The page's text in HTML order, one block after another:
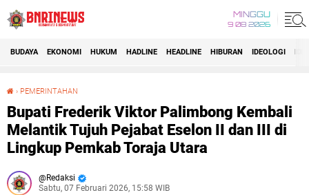
MINGGU
9 08 2026
BUDAYA EKONOMI HUKUM HADLINE HEADLINE HIBURAN IDEOLOGI
› PEMERINTAHAN
Bupati Frederik Viktor Palimbong Kembali
Melantik Tujuh Pejabat Eselon II dan III di
Lingkup Pemkab Toraja Utara
Redaksi
Sabtu, 07 Februari 2026, 15:58 WIB